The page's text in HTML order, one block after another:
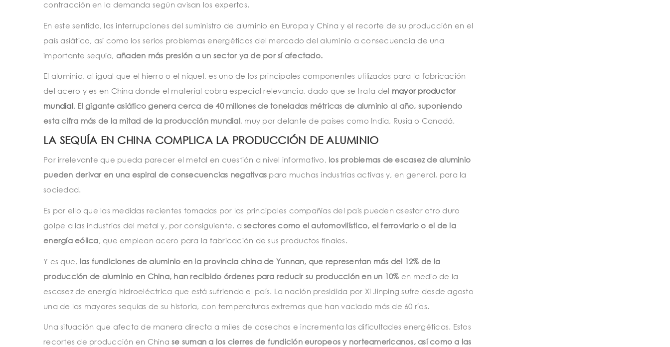
contracción en la demanda según avisan los expertos.
En este sentido, las interrupciones del suministro de aluminio en Europa y China y el recorte de su producción en el
país asiático, así como los serios problemas energéticos del mercado del aluminio a consecuencia de una
importante sequía, añaden más presión a un sector ya de por sí afectado.
El aluminio, al igual que el hierro o el níquel, es uno de los principales componentes utilizados para la fabricación
del acero y es en China donde el material cobra especial relevancia, dado que se trata del mayor productor
mundial. El gigante asiático genera cerca de 40 millones de toneladas métricas de aluminio al año, suponiendo
esta cifra más de la mitad de la producción mundial, muy por delante de países como India, Rusia o Canadá.
LA SEQUÍA EN CHINA COMPLICA LA PRODUCCIÓN DE ALUMINIO
Por irrelevante que pueda parecer el metal en cuestión a nivel informativo, los problemas de escasez de aluminio
pueden derivar en una espiral de consecuencias negativas para muchas industrias activas y, en general, para la
sociedad.
Es por ello que las medidas recientes tomadas por las principales compañías del país pueden asestar otro duro
golpe a las industrias del metal y, por consiguiente, a sectores como el automovilístico, el ferroviario o el de la
energía eólica, que emplean acero para la fabricación de sus productos finales.
Y es que, las fundiciones de aluminio en la provincia china de Yunnan, que representan más del 12% de la
producción de aluminio en China, han recibido órdenes para reducir su producción en un 10% en medio de la
escasez de energía hidroeléctrica que está sufriendo el país. La nación presidida por Xi Jinping sufre desde agosto
una de las mayores sequías de su historia, con temperaturas extremas que han vaciado más de 60 ríos.
Una situación que afecta de manera directa a miles de cosechas e incrementa las dificultades energéticas. Estos
recortes de producción en China se suman a los cierres de fundición europeos y norteamericanos, así como a las